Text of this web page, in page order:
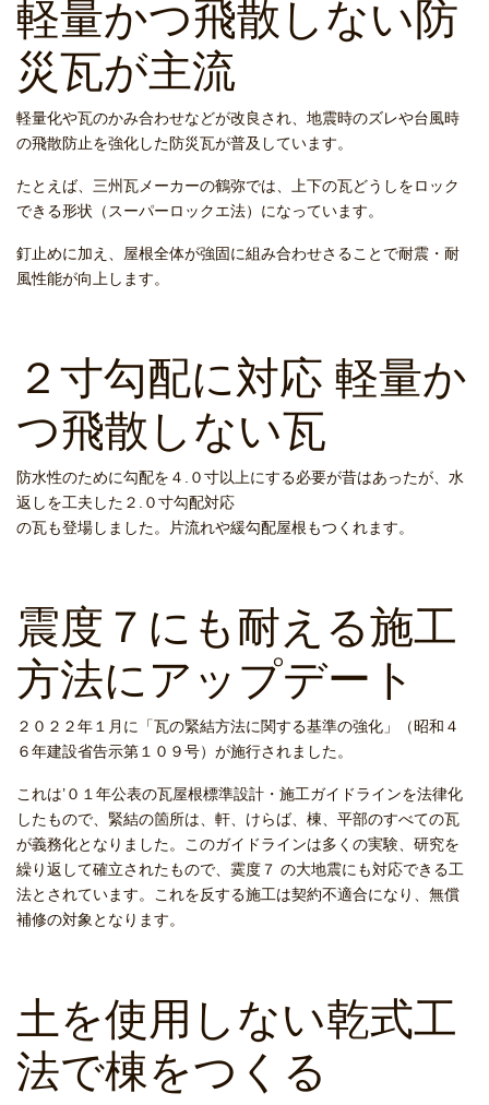
軽量かつ飛散しない防
災瓦が主流
軽量化や瓦のかみ合わせなどが改良され、地震時のズレや台風時
の飛散防止を強化した防災瓦が普及しています。
たとえば、三州瓦メーカーの鶴弥では、上下の瓦どうしをロック
できる形状（スーパーロックエ法）になっています。
釘止めに加え、屋根全体が強固に組み合わせさることで耐震・耐
風性能が向上します。
２寸勾配に対応 軽量か
つ飛散しない瓦
防水性のために勾配を４.０寸以上にする必要が昔はあったが、水
返しを工夫した２.０寸勾配対応
の瓦も登場しました。片流れや緩勾配屋根もつくれます。
震度７にも耐える施工
方法にアップデート
２０２２年１月に「瓦の緊結方法に関する基準の強化」（昭和４
６年建設省告示第１０９号）が施行されました。
これは’０１年公表の瓦屋根標準設計・施工ガイドラインを法律化
したもので、緊結の箇所は、軒、けらば、棟、平部のすべての瓦
が義務化となりました。このガイドラインは多くの実験、研究を
繰り返して確立されたもので、霙度７ の大地震にも対応できる工
法とされています。これを反する施工は契約不適合になり、無償
補修の対象となります。
土を使用しない乾式工
法で棟をつくる